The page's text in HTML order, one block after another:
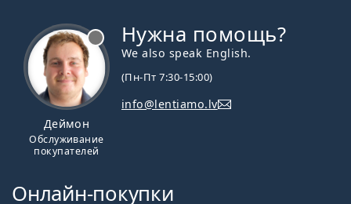
Деймон
Обслуживание
покупателей
Нужна помощь?
We also speak English.
(Пн-Пт 7:30-15:00)
info@lentiamo.lv
Онлайн-покупки